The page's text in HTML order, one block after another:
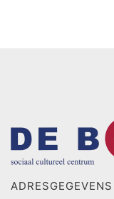
ADRESGEGEVENS